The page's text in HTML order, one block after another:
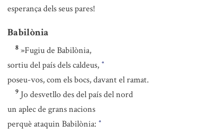
esperança dels seus pares!
Babilònia
8 »Fugiu de Babilònia,
sortiu del país dels caldeus, *
poseu-vos, com els bocs, davant el ramat.
9 Jo desvetllo des del país del nord
un aplec de grans nacions
perquè ataquin Babilònia: *